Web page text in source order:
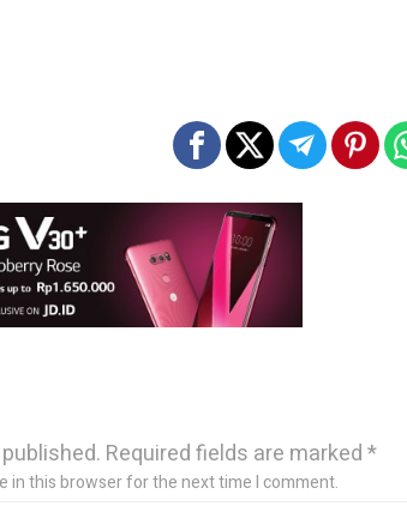
Required fields are marked*
in this browser for the next time I comment.